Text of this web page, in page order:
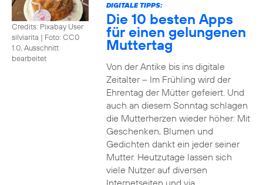
Credits: Pixabay User
silviarita | Foto: CC0
1.0, Ausschnitt
bearbeitet
DIGITALE TIPPS:
Die 10 besten Apps
für einen gelungenen
Muttertag
Von der Antike bis ins digitale
Zeitalter – Im Frühling wird der
Ehrentag der Mütter gefeiert. Und
auch an diesem Sonntag schlagen
die Mutterherzen wieder höher: Mit
Geschenken, Blumen und
Gedichten dankt ein jeder seiner
Mutter. Heutzutage lassen sich
viele Nutzer auf diversen
Internetseiten und via